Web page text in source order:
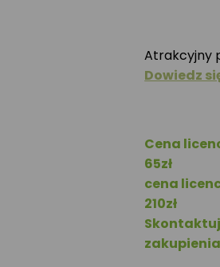
Atrakcyjny
Dowiedz
Cena
65zł
cena
210zł
Skontaktuj